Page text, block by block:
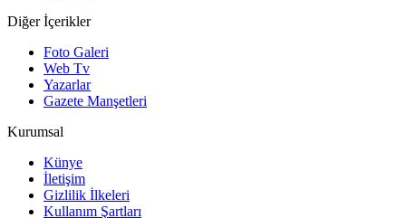
Diğer İçerikler
Foto Galeri
Web Tv
Yazarlar
Gazete Manşetleri
Kurumsal
Künye
İletişim
Gizlilik İlkeleri
Kullanım Şartları